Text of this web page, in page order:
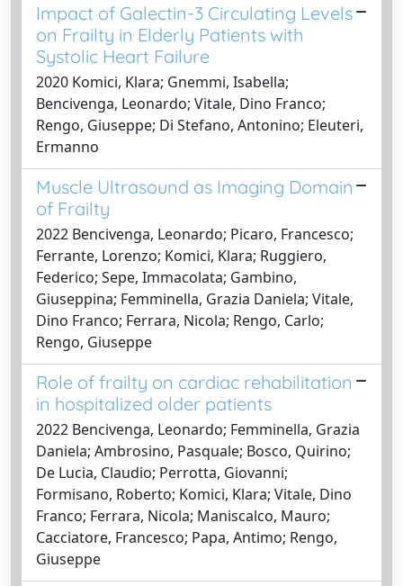
Impact of Galectin-3 Circulating Levels
on Frailty in Elderly Patients with
Systolic Heart Failure
2020 Komici, Klara; Gnemmi, Isabella;
Bencivenga, Leonardo; Vitale, Dino Franco;
Rengo, Giuseppe; Di Stefano, Antonino; Eleuteri,
Ermanno
Muscle Ultrasound as Imaging Domain
of Frailty
2022 Bencivenga, Leonardo; Picaro, Francesco;
Ferrante, Lorenzo; Komici, Klara; Ruggiero,
Federico; Sepe, Immacolata; Gambino,
Giuseppina; Femminella, Grazia Daniela; Vitale,
Dino Franco; Ferrara, Nicola; Rengo, Carlo;
Rengo, Giuseppe
Role of frailty on cardiac rehabilitation
in hospitalized older patients
2022 Bencivenga, Leonardo; Femminella, Grazia
Daniela; Ambrosino, Pasquale; Bosco, Quirino;
De Lucia, Claudio; Perrotta, Giovanni;
Formisano, Roberto; Komici, Klara; Vitale, Dino
Franco; Ferrara, Nicola; Maniscalco, Mauro;
Cacciatore, Francesco; Papa, Antimo; Rengo,
Giuseppe